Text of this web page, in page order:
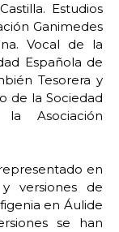
Estudios
Ganimedes
Vocal de la
Española de
Tesorera y
de la Sociedad
Asociación
en
versiones de
en Áulide
se han